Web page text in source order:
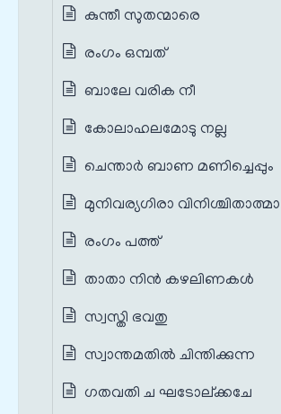
കുന്തീ സുതന്മാരെ
രംഗം ഒമ്പത്
ബാലേ വരിക നീ
കോലാഹലമോടു നല്ല
ചെന്താര്‍ ബാണ മണിച്ചെപ്പും
മുനിവര്യഗിരാ വിനിശ്ചിതാത്മാ
രംഗം പത്ത്
താതാ നിന്‍ കഴലിണകള്‍
സ്വസ്തി ഭവതു
സ്വാന്തമതില്‍ ചിന്തിക്കുന്ന
ഗതവതി ച ഘടോല്ക്കചേ